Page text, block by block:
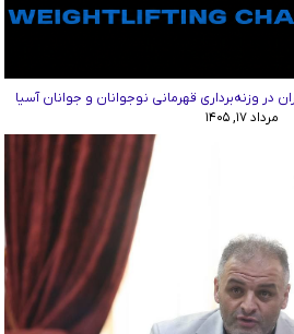
در وزنه‌برداری قهرمانی نوجوانان و جوانان آسیا
مرداد ۱۷, ۱۴۰۵